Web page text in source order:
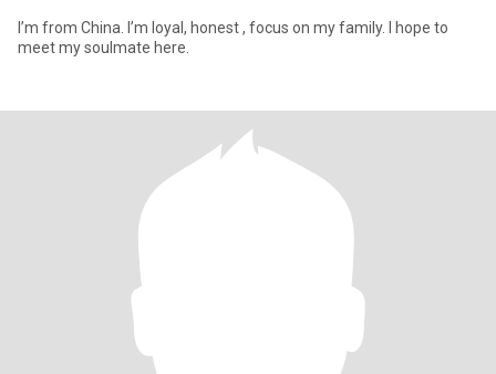
I’m from China. I’m loyal, honest , focus on my family. I hope to
meet my soulmate here.